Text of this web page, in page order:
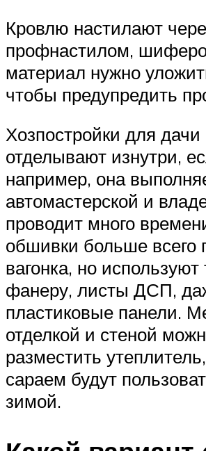
Кровлю настилают
профнастилом,
материал нужно
чтобы предупредить
Хозпостройки для дачи
отделывают изнутри,
например, она
автомастерской и
проводит много
обшивки больше всего
вагонка, но используют
фанеру, листы ДСП,
пластиковые панели.
отделкой и стеной
разместить
сараем будут
зимой.